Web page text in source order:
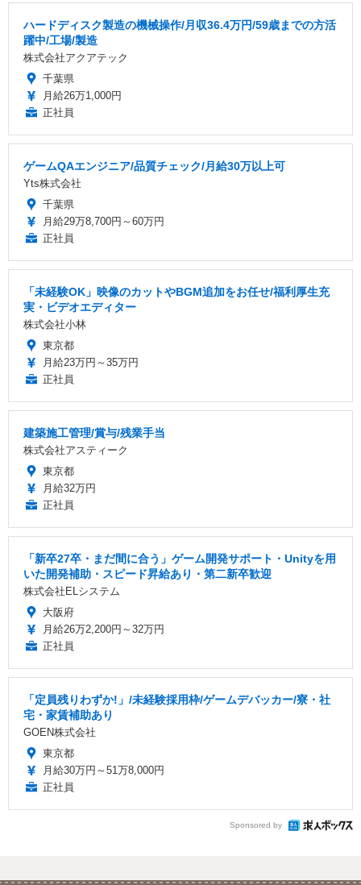
ハードディスク製造の機械操作/月収36.4万円/59歳までの方活
躍中/工場/製造
株式会社アクアテック
千葉県
月給26万1,000円
正社員
ゲームQAエンジニア/品質チェック/月給30万以上可
Yts株式会社
千葉県
月給29万8,700円～60万円
正社員
「未経験OK」映像のカットやBGM追加をお任せ/福利厚生充
実・ビデオエディター
株式会社小林
東京都
月給23万円～35万円
正社員
建築施工管理/賞与/残業手当
株式会社アスティーク
東京都
月給32万円
正社員
「新卒27卒・まだ間に合う」ゲーム開発サポート・Unityを用
いた開発補助・スピード昇給あり・第二新卒歓迎
株式会社ELシステム
大阪府
月給26万2,200円～32万円
正社員
「定員残りわずか!」/未経験採用枠/ゲームデバッカー/寮・社
宅・家賃補助あり
GOEN株式会社
東京都
月給30万円～51万8,000円
正社員
Sponsored by